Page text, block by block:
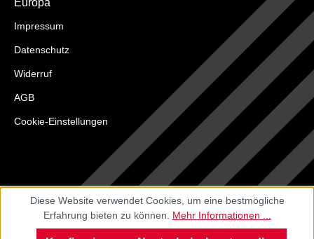
Impressum
Datenschutz
Widerruf
AGB
Cookie-Einstellungen
Diese Website verwendet Cookies, um eine bestmögliche
Erfahrung bieten zu können. Mehr Informationen ...